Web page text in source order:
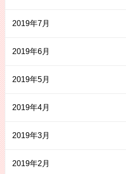
2019年7月
2019年6月
2019年5月
2019年4月
2019年3月
2019年2月